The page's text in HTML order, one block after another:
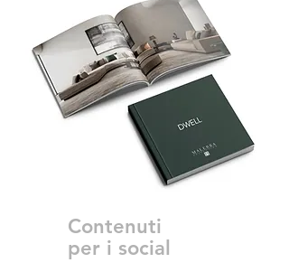
Contenuti
per i social